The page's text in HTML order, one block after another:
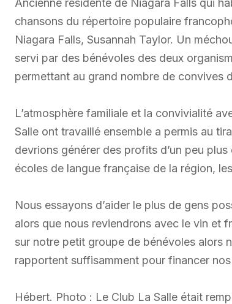
chansons du répertoire populaire
Niagara Falls, Susannah Taylor. Un
servi par des bénévoles des deux
permettant au grand nombre de convives
L’atmosphère familiale et la convivialité
Salle ont travaillé ensemble a permis au
devrions générer des profits d’un peu
écoles de langue française de la région,
Nous essayons d’aider le plus de gens
alors que nous reviendrons avec le vin et
sur notre petit groupe de bénévoles alors
rapportent suffisamment pour financer
Hébert. Photo : Le Club La Salle était